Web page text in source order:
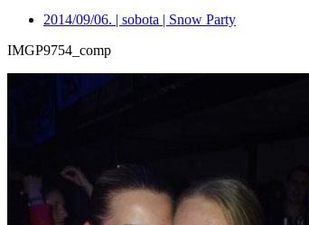
2014/09/06. | sobota | Snow Party
IMGP9754_comp